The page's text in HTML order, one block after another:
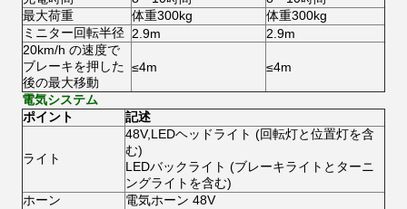
最大荷重
体重300kg
体重300kg
ミニター回転半径
2.9m
2.9m
20km/h の速度で
ブレーキを押した
後の最大移動
≤4m ≤4m
電気システム
ポイント
記述
ライト
48V,LEDヘッドライト (回転灯と位置灯を含
む)
LEDバックライト (ブレーキライトとターニ
ングライトを含む)
ホーン
電気ホーン 48V